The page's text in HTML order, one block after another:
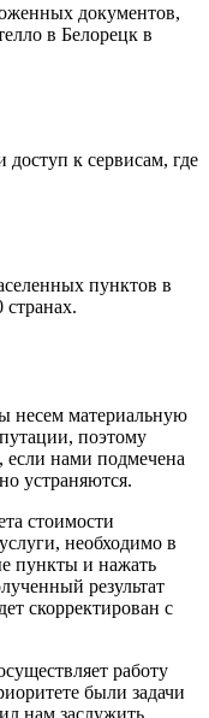
документов,
в Белорецк в
к сервисам, где
пунктов в
несем материальную
поэтому
если нами подмечена
устраняются.
стоимости
необходимо в
пункты и нажать
результат
скорректирован с
работу
были задачи
нам заслужить